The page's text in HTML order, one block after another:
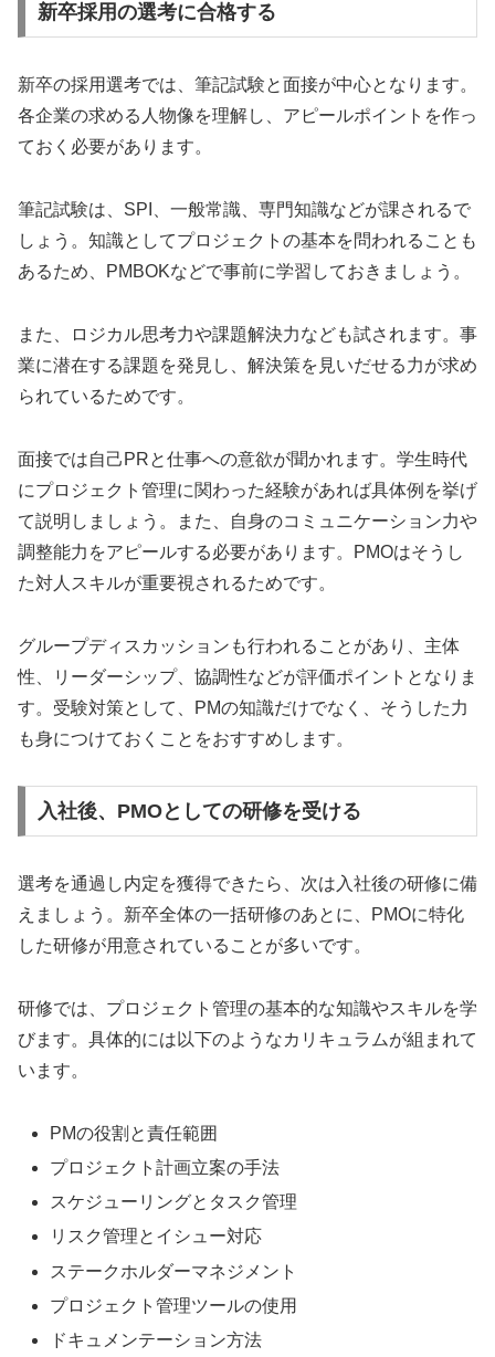
新卒採用の選考に合格する
新卒の採用選考では、筆記試験と面接が中心となります。
各企業の求める人物像を理解し、アピールポイントを作っ
ておく必要があります。
筆記試験は、SPI、一般常識、専門知識などが課されるで
しょう。知識としてプロジェクトの基本を問われることも
あるため、PMBOKなどで事前に学習しておきましょう。
また、ロジカル思考力や課題解決力なども試されます。事
業に潜在する課題を発見し、解決策を見いだせる力が求め
られているためです。
面接では自己PRと仕事への意欲が聞かれます。学生時代
にプロジェクト管理に関わった経験があれば具体例を挙げ
て説明しましょう。また、自身のコミュニケーション力や
調整能力をアピールする必要があります。PMOはそうし
た対人スキルが重要視されるためです。
グループディスカッションも行われることがあり、主体
性、リーダーシップ、協調性などが評価ポイントとなりま
す。受験対策として、PMの知識だけでなく、そうした力
も身につけておくことをおすすめします。
入社後、PMOとしての研修を受ける
選考を通過し内定を獲得できたら、次は入社後の研修に備
えましょう。新卒全体の一括研修のあとに、PMOに特化
した研修が用意されていることが多いです。
研修では、プロジェクト管理の基本的な知識やスキルを学
びます。具体的には以下のようなカリキュラムが組まれて
います。
PMの役割と責任範囲
プロジェクト計画立案の手法
スケジューリングとタスク管理
リスク管理とイシュー対応
ステークホルダーマネジメント
プロジェクト管理ツールの使用
ドキュメンテーション方法